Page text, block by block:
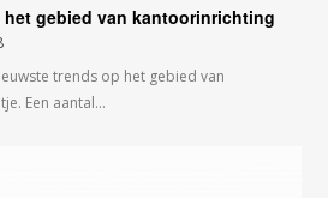
het gebied van kantoorinrichting
trends op het gebied van
Een aantal…